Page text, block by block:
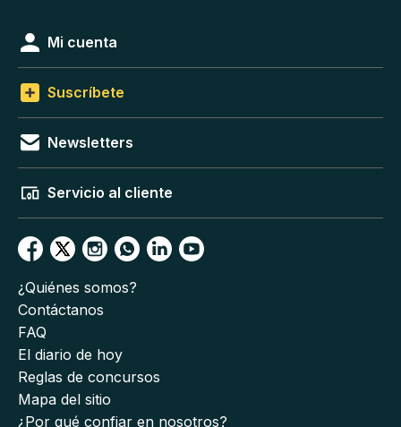
Mi cuenta
Suscríbete
Newsletters
Servicio al cliente
¿Quiénes somos?
Contáctanos
FAQ
El diario de hoy
Reglas de concursos
Mapa del sitio
¿Por qué confiar en nosotros?